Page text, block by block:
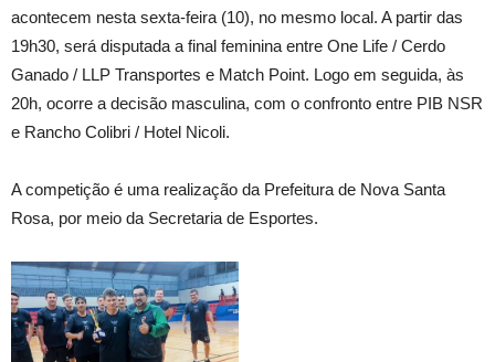
acontecem nesta sexta-feira (10), no mesmo local. A partir das
19h30, será disputada a final feminina entre One Life / Cerdo
Ganado / LLP Transportes e Match Point. Logo em seguida, às
20h, ocorre a decisão masculina, com o confronto entre PIB NSR
e Rancho Colibri / Hotel Nicoli.
A competição é uma realização da Prefeitura de Nova Santa
Rosa, por meio da Secretaria de Esportes.